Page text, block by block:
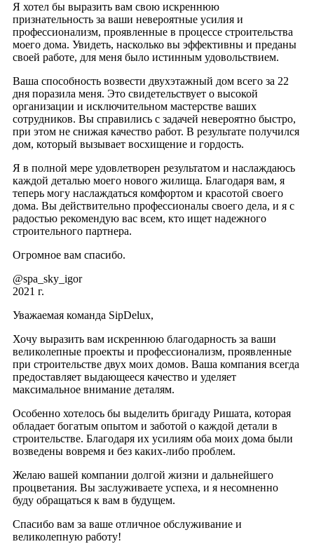
Я хотел бы выразить вам свою искреннюю
признательность за ваши невероятные усилия и
профессионализм, проявленные в процессе строительства
моего дома. Увидеть, насколько вы эффективны и преданы
своей работе, для меня было истинным удовольствием.
Ваша способность возвести двухэтажный дом всего за 22
дня поразила меня. Это свидетельствует о высокой
организации и исключительном мастерстве ваших
сотрудников. Вы справились с задачей невероятно быстро,
при этом не снижая качество работ. В результате получился
дом, который вызывает восхищение и гордость.
Я в полной мере удовлетворен результатом и наслаждаюсь
каждой деталью моего нового жилища. Благодаря вам, я
теперь могу наслаждаться комфортом и красотой своего
дома. Вы действительно профессионалы своего дела, и я с
радостью рекомендую вас всем, кто ищет надежного
строительного партнера.
Огромное вам спасибо.
@spa_sky_igor
2021 г.
Уважаемая команда SipDelux,
Хочу выразить вам искреннюю благодарность за ваши
великолепные проекты и профессионализм, проявленные
при строительстве двух моих домов. Ваша компания всегда
предоставляет выдающееся качество и уделяет
максимальное внимание деталям.
Особенно хотелось бы выделить бригаду Ришата, которая
обладает богатым опытом и заботой о каждой детали в
строительстве. Благодаря их усилиям оба моих дома были
возведены вовремя и без каких-либо проблем.
Желаю вашей компании долгой жизни и дальнейшего
процветания. Вы заслуживаете успеха, и я несомненно
буду обращаться к вам в будущем.
Спасибо вам за ваше отличное обслуживание и
великолепную работу!